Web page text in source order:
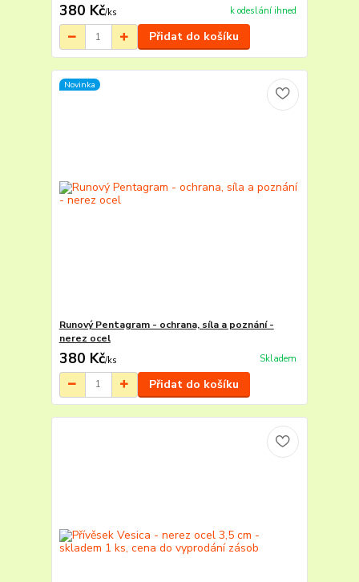
380 Kč/ks k odeslání ihned
Přidat do košíku
Novinka
Runový Pentagram - ochrana, síla a poznání -
nerez ocel
380 Kč/ks Skladem
Přidat do košíku